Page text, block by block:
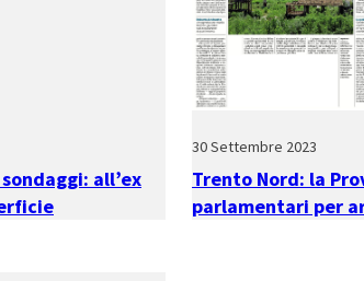
all’ex
30 Settembre 2023
Trento Nord: la
parlamentari per